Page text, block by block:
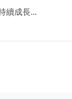
續成長...